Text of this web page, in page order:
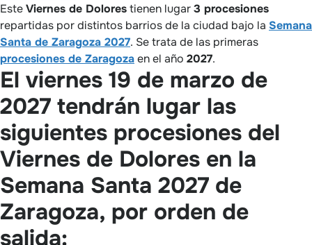
EsteViernes de Dolorestienen lugar3 procesiones
repartidas por distintos barrios de la ciudad bajo la Semana
Santa de Zaragoza 2027. Se trata de las primeras
procesiones de Zaragozaen el año 2027.
El viernes 19 de marzo de
2027 tendrán lugar las
siguientes procesiones del
Viernes de Dolores en la
Semana Santa 2027 de
Zaragoza, por orden de
salida: